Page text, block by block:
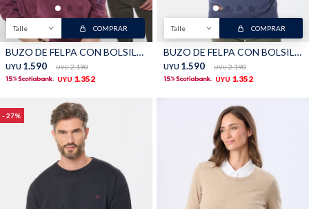
Talle COMPRAR
BUZO DE FELPA CON BOLSILLO - Bordo
UYU 1.590 UYU 2.190
UYU 1.352
Talle COMPRAR
BUZO DE FELPA CON BOLSILLO - Azul
UYU 1.590 UYU 2.190
UYU 1.352
27